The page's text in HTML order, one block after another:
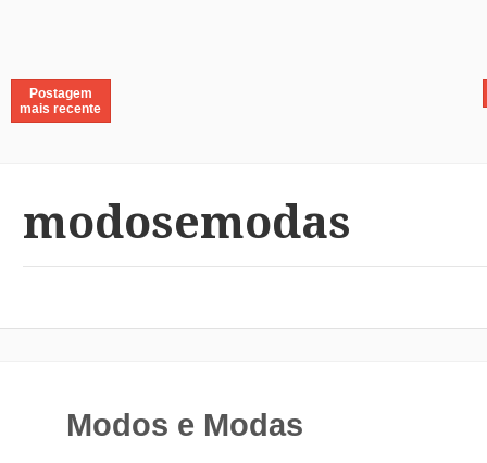
Postagem
mais recente
modosemodas
Modos e Modas